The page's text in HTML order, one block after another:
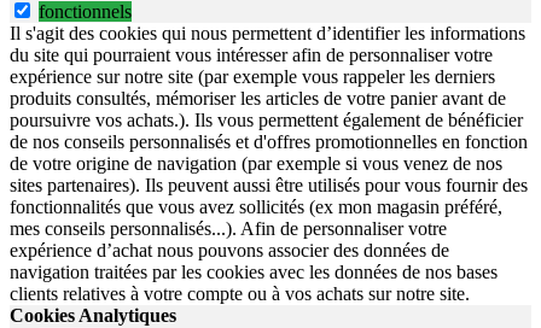
fonctionnels
Il s'agit des cookies qui nous permettent d’identifier les informations
du site qui pourraient vous intéresser afin de personnaliser votre
expérience sur notre site (par exemple vous rappeler les derniers
produits consultés, mémoriser les articles de votre panier avant de
poursuivre vos achats.). Ils vous permettent également de bénéficier
de nos conseils personnalisés et d'offres promotionnelles en fonction
de votre origine de navigation (par exemple si vous venez de nos
sites partenaires). Ils peuvent aussi être utilisés pour vous fournir des
fonctionnalités que vous avez sollicités (ex mon magasin préféré,
mes conseils personnalisés...). Afin de personnaliser votre
expérience d’achat nous pouvons associer des données de
navigation traitées par les cookies avec les données de nos bases
clients relatives à votre compte ou à vos achats sur notre site.
Cookies Analytiques